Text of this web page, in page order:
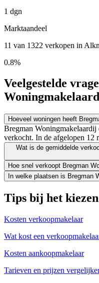
1 dgn
Marktaandeel
11 van 1322 verkopen in
0.8%
Veelgestelde
Hoeveel woningen heeft
Bregman
verkocht. In de afgelopen 12
Wat is de gemiddelde
Hoe snel verkoopt Bregman
In welke plaatsen is Bregman
Tips bij het
Kosten verkoopmakelaar
Wat kost een
Kosten aankoopmakelaar
Tarieven en prijzen